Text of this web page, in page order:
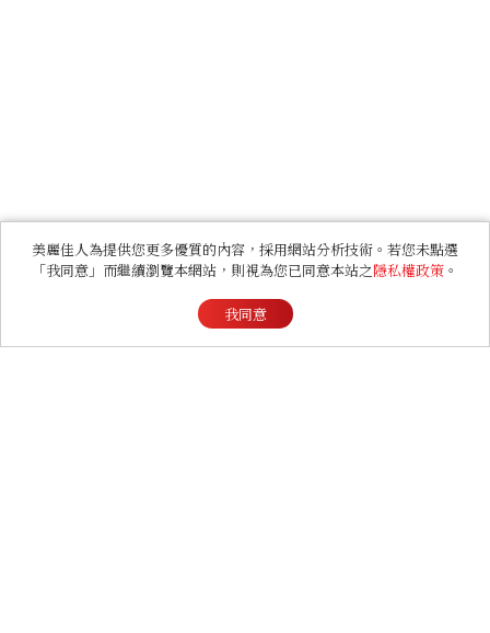
美麗佳人為提供您更多優質的內容，採用網站分析技術。若您未點選
「我同意」而繼續瀏覽本網站，則視為您已同意本站之隱私權政策 。
我同意